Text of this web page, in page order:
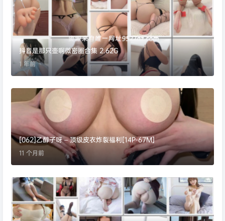
抖音是那只壶啊微密圈合集 2.62G
1 年前
[062]乙醇子呀 – 顶级皮衣炸裂福利[14P-67M]
11 个月前